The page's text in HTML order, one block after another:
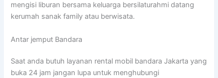
mengisi liburan bersama keluarga bersilaturahmi datang
kerumah sanak family atau berwisata.
Antar jemput Bandara
Saat anda butuh layanan rental mobil bandara Jakarta yang
buka 24 jam jangan lupa untuk menghubungi